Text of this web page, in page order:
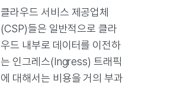
클라우드 서비스 제공업체
(CSP)들은 일반적으로 클라
우드 내부로 데이터를 이전하
는 인그레스(Ingress) 트래픽
에 대해서는 비용을 거의 부과